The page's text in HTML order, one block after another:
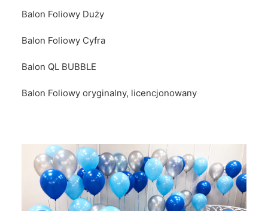
Balon Foliowy Duży
Balon Foliowy Cyfra
Balon QL BUBBLE
Balon Foliowy oryginalny, licencjonowany